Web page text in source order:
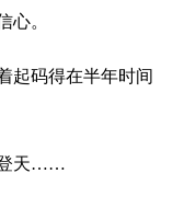
心。
起码得在半年时间
登天……